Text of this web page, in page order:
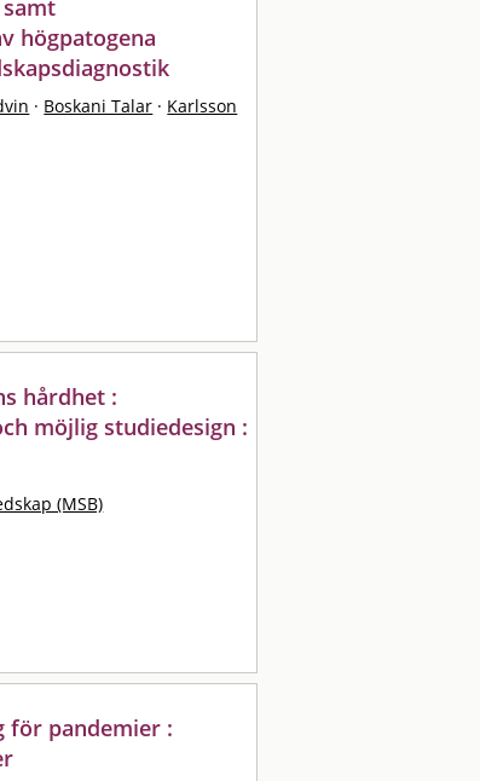
högpatogena
· Boskani Talar · Karlsson
hårdhet :
möjlig studiedesign :
(MSB)
för pandemier :